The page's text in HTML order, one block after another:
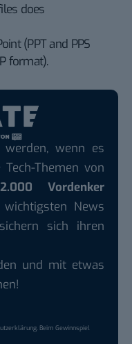
does
(PPT and PPS
format).
wenn es
Themen von
Vordenker
News
sich ihren
und mit etwas
. Beim Gewinnspiel